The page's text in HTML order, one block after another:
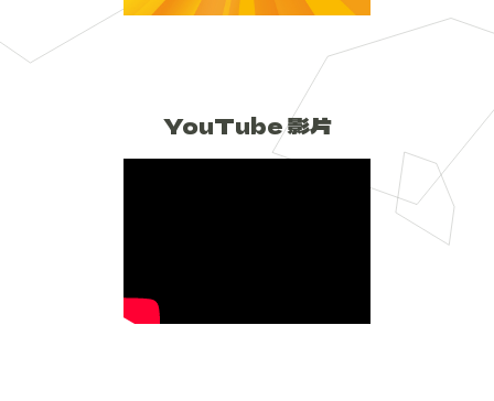
YouTube 影片